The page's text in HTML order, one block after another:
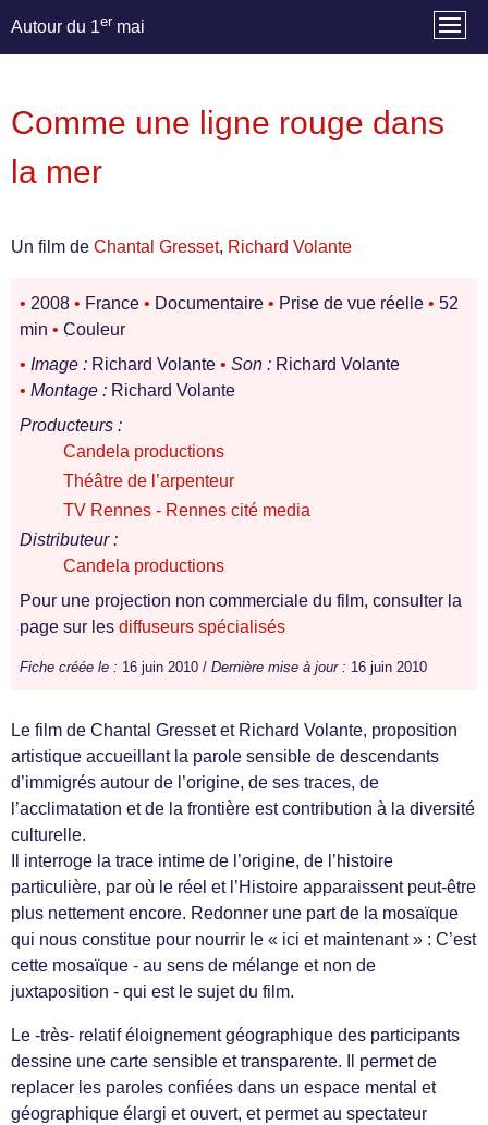
Autour du 1er mai
Comme une ligne rouge dans
la mer
Un film de Chantal Gresset, Richard Volante
• 2008 • France • Documentaire • Prise de vue réelle • 52
min • Couleur
• Image : Richard Volante • Son : Richard Volante
• Montage : Richard Volante
Producteurs :
Candela productions
Théâtre de l’arpenteur
TV Rennes - Rennes cité media
Distributeur :
Candela productions
Pour une projection non commerciale du film, consulter la
page sur les diffuseurs spécialisés
Fiche créée le : 16 juin 2010 / Dernière mise à jour : 16 juin 2010
Le film de Chantal Gresset et Richard Volante, proposition
artistique accueillant la parole sensible de descendants
d’immigrés autour de l’origine, de ses traces, de
l’acclimatation et de la frontière est contribution à la diversité
culturelle.
Il interroge la trace intime de l’origine, de l’histoire
particulière, par où le réel et l’Histoire apparaissent peut-être
plus nettement encore. Redonner une part de la mosaïque
qui nous constitue pour nourrir le « ici et maintenant » : C’est
cette mosaïque - au sens de mélange et non de
juxtaposition - qui est le sujet du film.
Le -très- relatif éloignement géographique des participants
dessine une carte sensible et transparente. Il permet de
replacer les paroles confiées dans un espace mental et
géographique élargi et ouvert, et permet au spectateur